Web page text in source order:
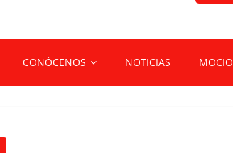
CONÓCENOS NOTICIAS